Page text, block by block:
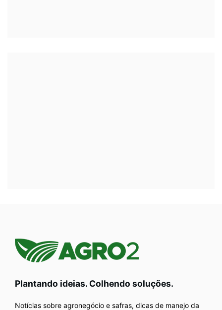
Plantando ideias. Colhendo soluções.
Notícias sobre agronegócio e safras, dicas de manejo da